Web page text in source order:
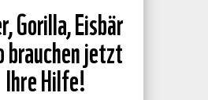
Gorilla, Eisbär
brauchen jetzt
Ihre Hilfe!